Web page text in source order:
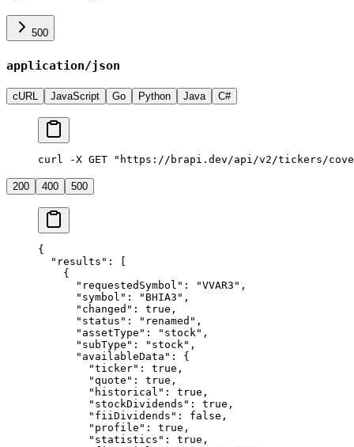
500
application/json
cURL JavaScript Go Python Java C#
curl -X GET "https://brapi.dev/api/v2/tickers/
200 400 500
{
  "
results " : [
    {
      "
requestedSymbol " : "VVAR3 " ,
      "
symbol " : " BHIA3 " ,
      "
changed " : true ,
      "
status " : " renamed " ,
      "
assetType " : " stock" ,
      "
subType " : " stock" ,
      "
availableData " : {
        "
ticker" : true ,
        "
quote " : true ,
        "
historical " : true ,
        "
stockDividends " : true ,
        "
fiiDividends " : false ,
        "
profile " : true ,
        "
statistics " : true ,